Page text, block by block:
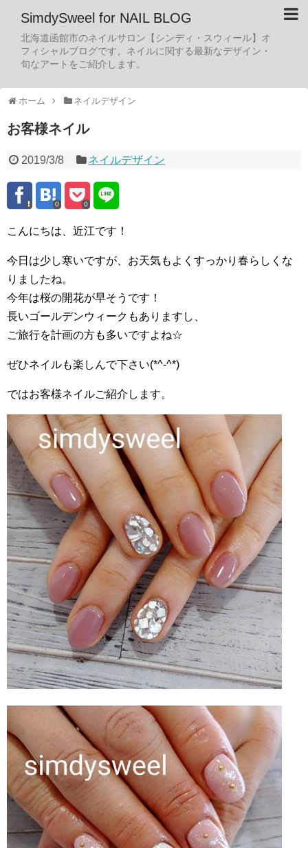
SimdySweel for NAIL BLOG
北海道函館市のネイルサロン【シンディ・スウィール】オ
フィシャルブログです。ネイルに関する最新なデザイン・
旬なアートをご紹介します。
ホーム ネイルデザイン
お客様ネイル
2019/3/8 ネイルデザイン
0 0
こんにちは、近江です！
今日は少し寒いですが、お天気もよくすっかり春らしくな
りましたね。
今年は桜の開花が早そうです！
長いゴールデンウィークもありますし、
ご旅行を計画の方も多いですよね☆
ぜひネイルも楽しんで下さい(*^-^*)
ではお客様ネイルご紹介します。